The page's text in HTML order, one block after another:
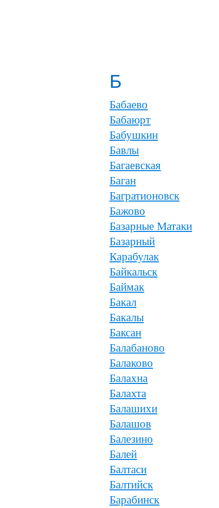
Б
Бабаево
Бабаюрт
Бабушкин
Бавлы
Багаевская
Баган
Багратионовск
Бажово
Базарные Матаки
Базарный
Карабулак
Байкальск
Баймак
Бакал
Бакалы
Баксан
Балабаново
Балаково
Балахна
Балахта
Балашихи
Балашов
Балезино
Балей
Балтаси
Балтийск
Барабинск